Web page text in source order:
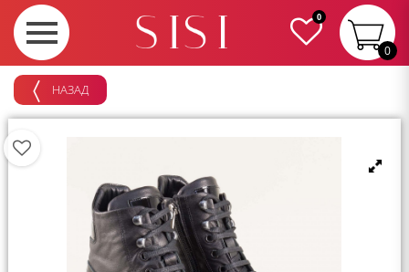
0
0
НАЗАД